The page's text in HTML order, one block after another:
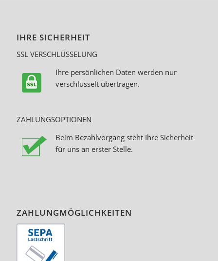
IHRE SICHERHEIT
SSL VERSCHLÜSSELUNG
Ihre persönlichen Daten werden nur
verschlüsselt übertragen.
ZAHLUNGSOPTIONEN
Beim Bezahlvorgang steht Ihre Sicherheit
für uns an erster Stelle.
ZAHLUNGMÖGLICHKEITEN